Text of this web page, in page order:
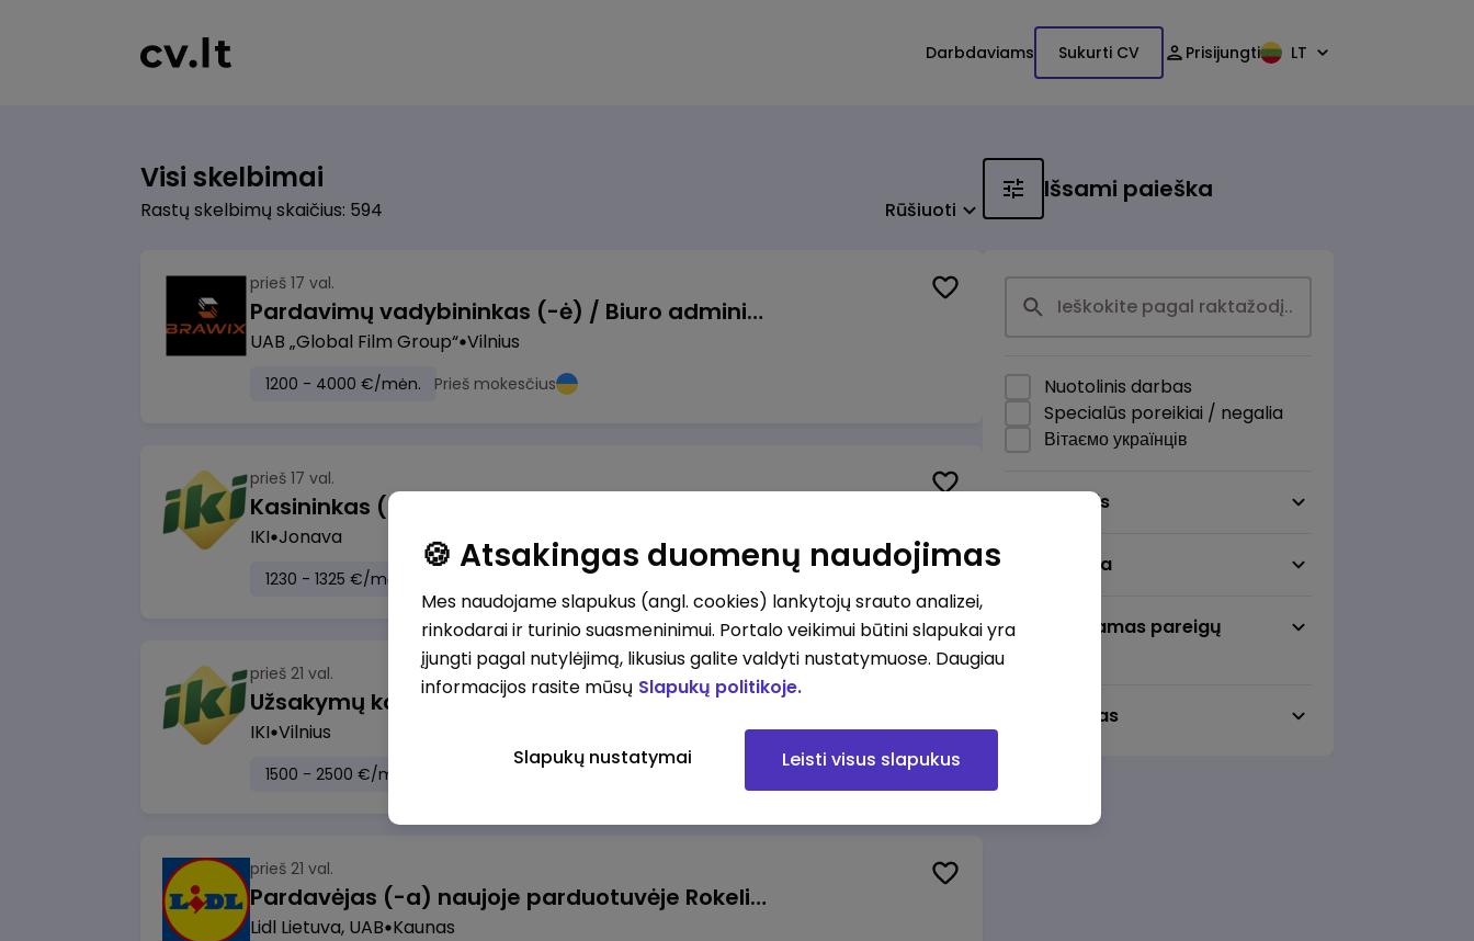
Darbdaviams Sukurti CV Prisijungti LT
Visi skelbimai
Rastų skelbimų skaičius: 594 Rūšiuoti
prieš 17 val.
Pardavimų vadybininkas (-ė) / Biuro administratorius (-ė) (B2B)
UAB „Global Film Group“ Vilnius
1200 - 4000 €/mėn. Prieš mokesčius
prieš 17 val.
IKI Jonava
1230 - 1325 €/mėn.
prieš 21 val.
Užsakymų komplektuotojas (-a) Vilniuje (Gariūnai)
IKI Vilnius
1500 - 2500 €/mėn. Prieš mokesčius
prieš 21 val.
Pardavėjas (-a) naujoje parduotuvėje Rokeliuose (NEMOKAMAS TRANSPORTAS)
Lidl Lietuva, UAB Kaunas
Išsami paieška
Nuotolinis darbas
Specialūs poreikiai / negalia
Вітаємо українців
Darbo sritis
Darbo vieta
Pageidaujamas pareigų
Darbo laikas
🍪 Atsakingas duomenų naudojimas
Mes naudojame slapukus (angl. cookies) lankytojų srauto analizei,
rinkodarai ir turinio suasmeninimui. Portalo veikimui būtini slapukai yra
įjungti pagal nutylėjimą, likusius galite valdyti nustatymuose. Daugiau
informacijos rasite mūsų Slapukų politikoje.
Slapukų nustatymai Leisti visus slapukus